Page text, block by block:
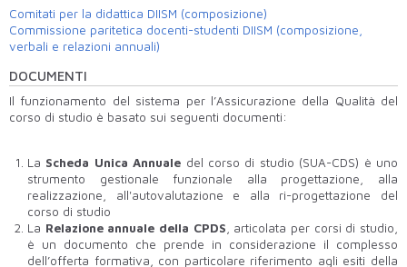
Comitati per la didattica DIISM (composizione)
Commissione paritetica docenti-studenti DIISM (composizione,
verbali e relazioni annuali)
DOCUMENTI
Il funzionamento del sistema per l’Assicurazione della Qualità del
corso di studio è basato sui seguenti documenti:
La Scheda Unica Annuale del corso di studio (SUA-CDS) è uno
strumento gestionale funzionale alla progettazione, alla
realizzazione, all'autovalutazione e alla ri-progettazione del
corso di studio
La Relazione annuale della CPDS , articolata per corsi di studio,
è un documento che prende in considerazione il complesso
dell’offerta formativa, con particolare riferimento agli esiti della